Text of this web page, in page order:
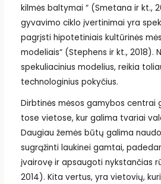
kilmės baltymai “ (Smetana ir kt.,
gyvavimo ciklo įvertinimai yra
pagrįsti hipotetiniais kultūrinės
modeliais“ (Stephens ir kt., 2018).
spekuliacinius modelius, reikia
technologinius pokyčius.
Dirbtinės mėsos gamybos centrai
tose vietose, kur galima tvariai
Daugiau žemės būtų galima
sugrąžinti laukinei gamtai,
įvairovę ir apsaugoti nykstančias
2014). Kita vertus, yra vietovių,